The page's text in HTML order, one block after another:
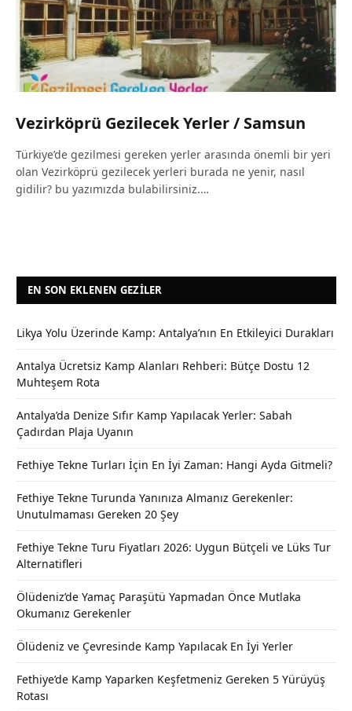
Vezirköprü Gezilecek Yerler / Samsun
Türkiye’de gezilmesi gereken yerler arasında önemli bir yeri
olan Vezirköprü gezilecek yerleri burada ne yenir, nasıl
gidilir? bu yazımızda bulabilirsiniz.…
EN SON EKLENEN GEZILER
Likya Yolu Üzerinde Kamp: Antalya’nın En Etkileyici Durakları
Antalya Ücretsiz Kamp Alanları Rehberi: Bütçe Dostu 12
Muhteşem Rota
Antalya’da Denize Sıfır Kamp Yapılacak Yerler: Sabah
Çadırdan Plaja Uyanın
Fethiye Tekne Turları İçin En İyi Zaman: Hangi Ayda Gitmeli?
Fethiye Tekne Turunda Yanınıza Almanız Gerekenler:
Unutulmaması Gereken 20 Şey
Fethiye Tekne Turu Fiyatları 2026: Uygun Bütçeli ve Lüks Tur
Alternatifleri
Ölüdeniz’de Yamaç Paraşütü Yapmadan Önce Mutlaka
Okumanız Gerekenler
Ölüdeniz ve Çevresinde Kamp Yapılacak En İyi Yerler
Fethiye’de Kamp Yaparken Keşfetmeniz Gereken 5 Yürüyüş
Rotası